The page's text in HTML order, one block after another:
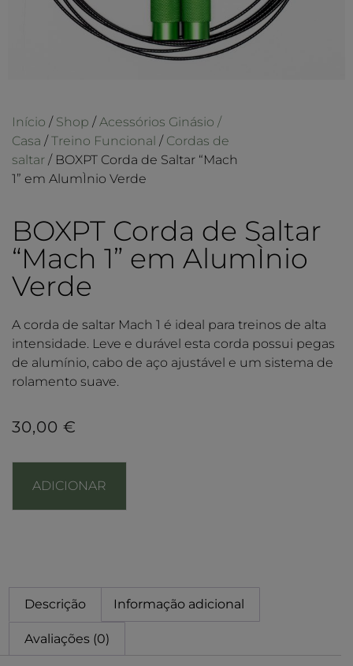
Início / Shop / Acessórios Ginásio /
Casa / Treino Funcional / Cordas de
saltar / BOXPT Corda de Saltar “Mach
1” em AlumÌnio Verde
BOXPT Corda de Saltar
“Mach 1” em AlumÌnio
Verde
A corda de saltar Mach 1 é ideal para treinos de alta
intensidade. Leve e durável esta corda possui pegas
de alumínio, cabo de aço ajustável e um sistema de
rolamento suave.
30,00 €
ADICIONAR
Descrição Informação adicional
Avaliações (0)